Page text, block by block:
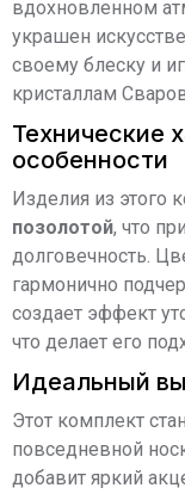
вдохновленном
украшен
своему блеску и
кристаллам
Технические
особенности
Изделия из этого
позолотой, что
долговечность.
гармонично
создает эффект
что делает его
Идеальный
Этот комплект
повседневной
добавит яркий